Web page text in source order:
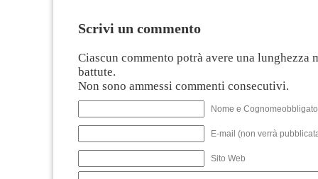
Scrivi un commento
Ciascun commento potrà avere una lunghezza
battute.
Non sono ammessi commenti consecutivi.
Nome e
E-mail (non verrà
Sito Web